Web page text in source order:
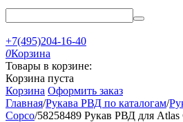
+7(495)204-16-40
0Корзина
Товары в корзине:
Корзина пуста
Корзина Оформить заказ
Главная/Рукава РВД по каталогам/
Copco/58258489 Рукав РВД для Atlas